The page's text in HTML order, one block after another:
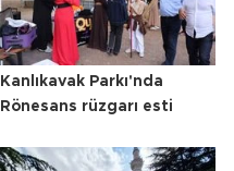
Kanlıkavak Parkı'nda
Rönesans rüzgarı esti